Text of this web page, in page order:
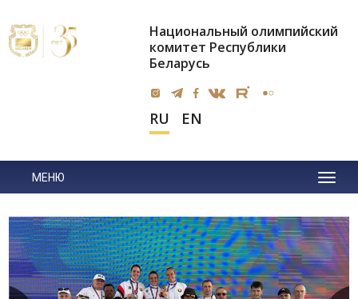
Национальный олимпийский
комитет Республики
Беларусь
RU EN
МЕНЮ